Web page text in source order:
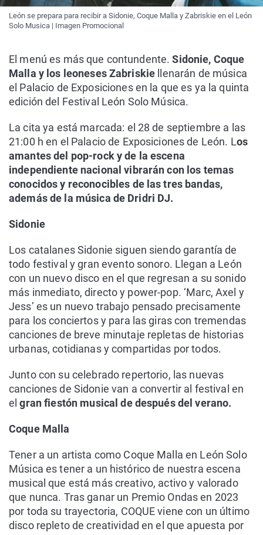
León se prepara para recibir a Sidonie, Coque Malla y Zabriskie en el León
Solo Musica | Imagen Promocional
El menú es más que contundente.Sidonie, Coque
Malla y los leoneses Zabriskie llenarán de música
el Palacio de Exposiciones en la que es ya la quinta
edición del Festival León Solo Música.
La cita ya está marcada: el 28 de septiembre a las
21:00 h en el Palacio de Exposiciones de León. Los
amantes del pop-rock y de la escena
independiente nacional vibrarán con los temas
conocidos y reconocibles de las tres bandas,
además de la música de Dridri DJ.
Sidonie
Los catalanes Sidonie siguen siendo garantía de
todo festival y gran evento sonoro. Llegan a León
con un nuevo disco en el que regresan a su sonido
más inmediato, directo y power-pop. ‘Marc, Axel y
Jess’ es un nuevo trabajo pensado precisamente
para los conciertos y para las giras con tremendas
canciones de breve minutaje repletas de historias
urbanas, cotidianas y compartidas por todos.
Junto con su celebrado repertorio, las nuevas
canciones de Sidonie van a convertir al festival en
elgran fiestón musical de después del verano.
Coque Malla
Tener a un artista como Coque Malla en León Solo
Música es tener a un histórico de nuestra escena
musical que está más creativo, activo y valorado
que nunca. Tras ganar un Premio Ondas en 2023
por toda su trayectoria, COQUE viene con un último
disco repleto de creatividad en el que apuesta por